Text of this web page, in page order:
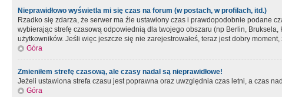
Nieprawidłowo wyświetla mi się czas na forum (w postach, w profilach, itd.)
Rzadko się zdarza, że serwer ma źle ustawiony czas i prawdopodobnie podane
wybierając strefę czasową odpowiednią dla twojego obszaru (np Berlin,
użytkowników. Jeśli więc jeszcze się nie zarejestrowałeś, teraz jest dobry moment,
Góra
Zmieniłem strefę czasową, ale czasy nadal są nieprawidłowe!
Jeżeli ustawiona strefa czasu jest poprawna oraz uwzględnia czas letni, a czas
Góra